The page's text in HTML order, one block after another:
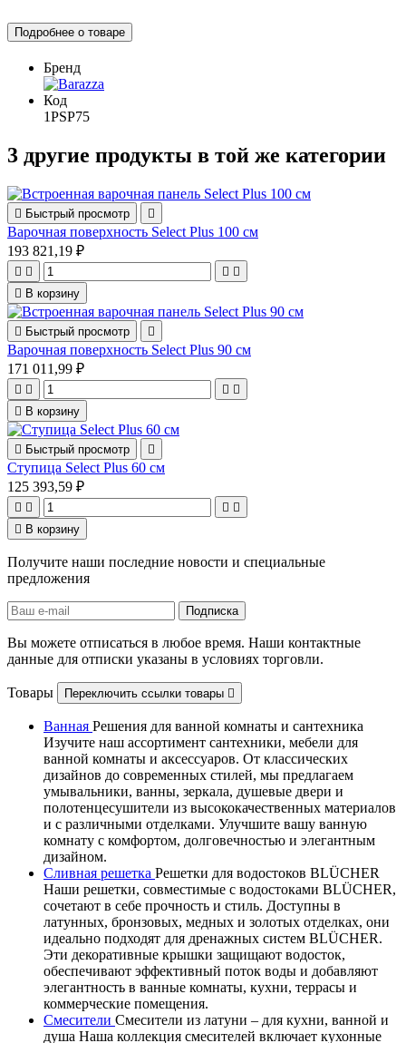
Подробнее о товаре
Бренд
Код
1PSP75
3 другие продукты в той же категории
 Быстрый просмотр 
Варочная поверхность Select Plus 100 см
193 821,19 ₽
   
 В корзину
 Быстрый просмотр 
Варочная поверхность Select Plus 90 см
171 011,99 ₽
   
 В корзину
 Быстрый просмотр 
Ступица Select Plus 60 см
125 393,59 ₽
   
 В корзину
Получите наши последние новости и специальные
предложения
Вы можете отписаться в любое время. Наши контактные
данные для отписки указаны в условиях торговли.
Товары Переключить ссылки товары 
Ванная Решения для ванной комнаты и сантехника
Изучите наш ассортимент сантехники, мебели для
ванной комнаты и аксессуаров. От классических
дизайнов до современных стилей, мы предлагаем
умывальники, ванны, зеркала, душевые двери и
полотенцесушители из высококачественных материалов
и с различными отделками. Улучшите вашу ванную
комнату с комфортом, долговечностью и элегантным
дизайном.
Сливная решетка Решетки для водостоков BLÜCHER
Наши решетки, совместимые с водостоками BLÜCHER,
сочетают в себе прочность и стиль. Доступны в
латунных, бронзовых, медных и золотых отделках, они
идеально подходят для дренажных систем BLÜCHER.
Эти декоративные крышки защищают водосток,
обеспечивают эффективный поток воды и добавляют
элегантность в ванные комнаты, кухни, террасы и
коммерческие помещения.
Смесители Смесители из латуни – для кухни, ванной и
душа Наша коллекция смесителей включает кухонные